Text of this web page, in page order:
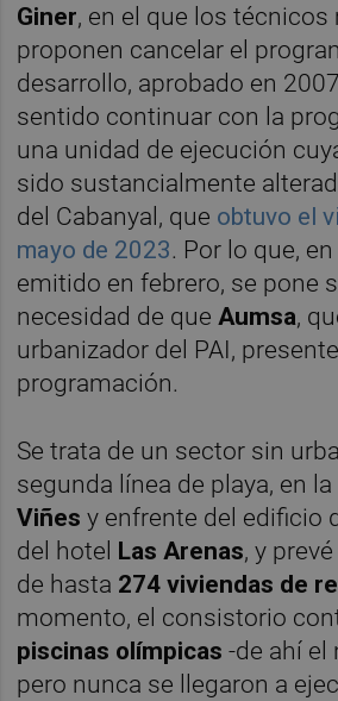
Giner, en el que los
proponen cancelar el
desarrollo, aprobado en
sentido continuar con la
una unidad de ejecución
sido sustancialmente
del Cabanyal, que obtuvo el
mayo de 2023. Por lo que,
emitido en febrero, se pone
necesidad de que Aumsa,
urbanizador del PAI,
programación.
Se trata de un sector sin
segunda línea de playa, en la
Viñes y enfrente del edificio
del hotel Las Arenas, y
de hasta 274 viviendas de
momento, el consistorio
piscinas olímpicas-de ahí el
pero nunca se llegaron a